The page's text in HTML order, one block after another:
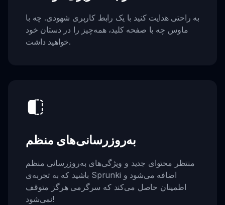
به راحتی هدایت کنید با یک رابط کاربری شهودی. چه با
ماوس چه با صفحه کلید، همه‌چیز را در دستان خود
خواهید داشت.
به‌روزرسانی‌های منظم
منتظر محتوای جدید و ویژگی‌های به‌روزرسانی منظم
باشید که به تجربه‌ی Sprunki اضافه می‌شود و
اطمینان حاصل می‌کند که سرگرمی هرگز متوقف
نمی‌شود!